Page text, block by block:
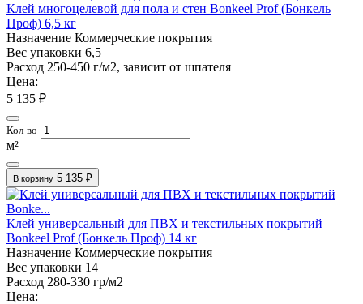
Клей многоцелевой для пола и стен Bonkeel Prof (Бонкель
Проф) 6,5 кг
Назначение Коммерческие покрытия
Вес упаковки 6,5
Расход 250-450 г/м2, зависит от шпателя
Цена:
5 135 ₽
Кол-во
м²
В корзину 5 135 ₽
Клей универсальный для ПВХ и текстильных покрытий
Bonkeel Prof (Бонкель Проф) 14 кг
Назначение Коммерческие покрытия
Вес упаковки 14
Расход 280-330 гр/м2
Цена: